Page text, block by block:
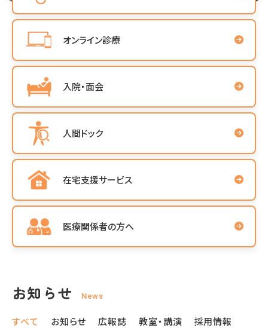
オンライン診療
入院・面会
人間ドック
在宅支援サービス
医療関係者の方へ
お知らせ News
すべて お知らせ 広報誌 教室・講演
採用情報